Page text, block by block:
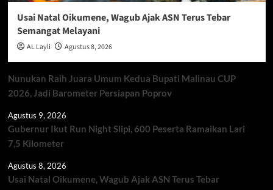
Usai Natal Oikumene, Wagub Ajak ASN Terus Tebar
Semangat Melayani
AL Layli Agustus 8, 2026
Nunukan Raih Juara Umum Kedua Bupati Malinau CUP
2026, Jadi Barometer Persiapan Poprov
Agustus 9, 2026
Gubernur Ikut Run Night Slipi, 600 Peserta Ramaikan Lari
7,5 Kilometer
Agustus 8, 2026
Usai Natal Oikumene, Wagub Ajak ASN Terus Tebar